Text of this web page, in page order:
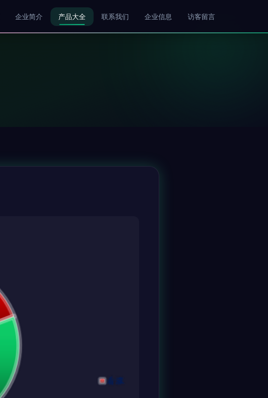
企业简介 产品大全 联系我们 企业信息 访客留言